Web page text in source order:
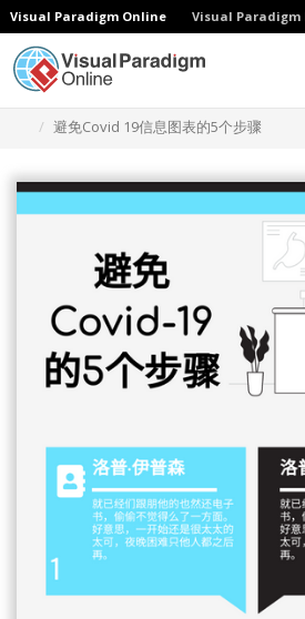
Visual Paradigm Online Visual Paradigm
避免Covid 19信息图表的5个步骤